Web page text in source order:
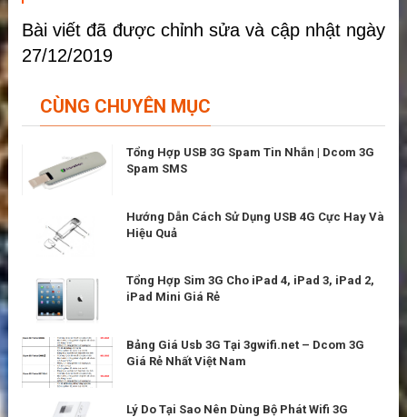
Bài viết đã được chỉnh sửa và cập nhật ngày
27/12/2019
CÙNG CHUYÊN MỤC
Tổng Hợp USB 3G Spam Tin Nhắn | Dcom 3G
Spam SMS
Hướng Dẫn Cách Sử Dụng USB 4G Cực Hay Và
Hiệu Quả
Tổng Hợp Sim 3G Cho iPad 4, iPad 3, iPad 2,
iPad Mini Giá Rẻ
Bảng Giá Usb 3G Tại 3gwifi.net – Dcom 3G
Giá Rẻ Nhất Việt Nam
Lý Do Tại Sao Nên Dùng Bộ Phát Wifi 3G